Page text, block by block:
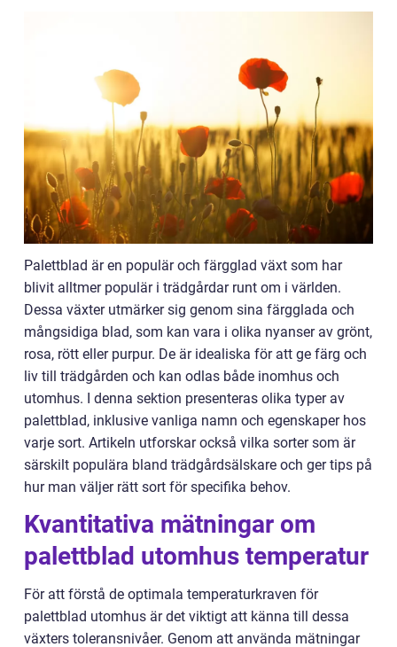
Palettblad är en populär och färgglad växt som har
blivit alltmer populär i trädgårdar runt om i världen.
Dessa växter utmärker sig genom sina färgglada och
mångsidiga blad, som kan vara i olika nyanser av grönt,
rosa, rött eller purpur. De är idealiska för att ge färg och
liv till trädgården och kan odlas både inomhus och
utomhus. I denna sektion presenteras olika typer av
palettblad, inklusive vanliga namn och egenskaper hos
varje sort. Artikeln utforskar också vilka sorter som är
särskilt populära bland trädgårdsälskare och ger tips på
hur man väljer rätt sort för specifika behov.
Kvantitativa mätningar om
palettblad utomhus temperatur
För att förstå de optimala temperaturkraven för
palettblad utomhus är det viktigt att känna till dessa
växters toleransnivåer. Genom att använda mätningar